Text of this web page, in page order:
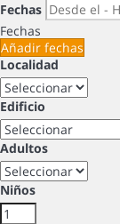
Fechas
Fechas
Añadir fechas
Localidad
Edificio
Adultos
Niños